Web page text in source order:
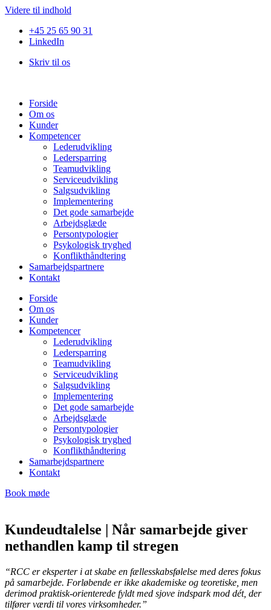
Videre til indhold
+45 25 65 90 31
LinkedIn
Skriv til os
Forside
Om os
Kunder
Kompetencer
Lederudvikling
Ledersparring
Teamudvikling
Serviceudvikling
Salgsudvikling
Implementering
Det gode samarbejde
Arbejdsglæde
Persontypologier
Psykologisk tryghed
Konflikthåndtering
Samarbejdspartnere
Kontakt
Forside
Om os
Kunder
Kompetencer
Lederudvikling
Ledersparring
Teamudvikling
Serviceudvikling
Salgsudvikling
Implementering
Det gode samarbejde
Arbejdsglæde
Persontypologier
Psykologisk tryghed
Konflikthåndtering
Samarbejdspartnere
Kontakt
Book møde
Kundeudtalelse | Når samarbejde giver
nethandlen kamp til stregen
“RCC er eksperter i at skabe en fællesskabsfølelse med deres fokus
på samarbejde. Forløbende er ikke akademiske og teoretiske, men
derimod praktisk-orienterede fyldt med sjove indspark mod dét, der
tilfører værdi til vores virksomheder.”